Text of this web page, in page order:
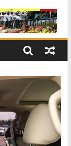
un
les
cobalt